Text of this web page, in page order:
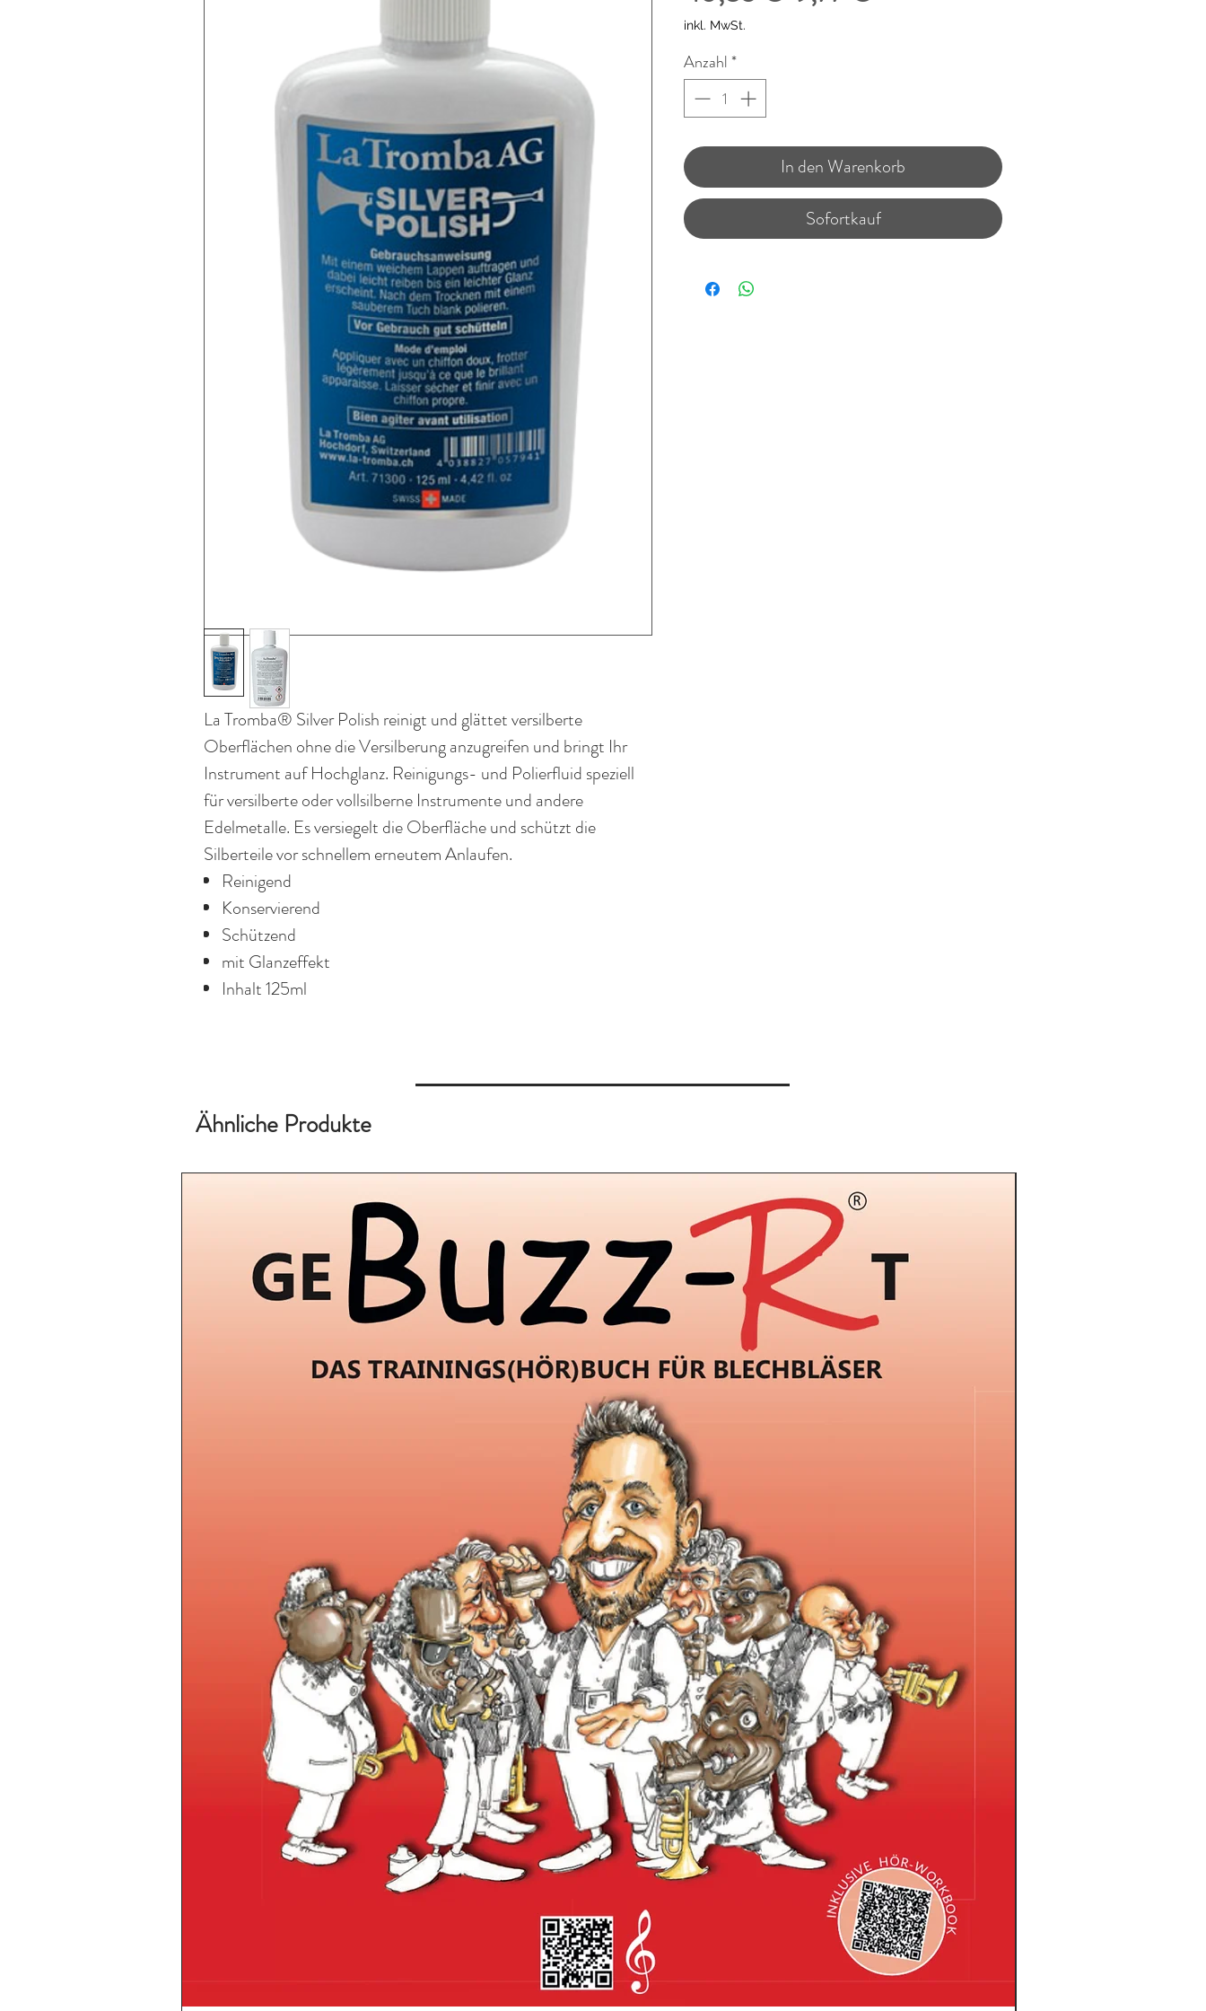
La Tromba® Silver Polish reinigt und glättet versilberte
Oberflächen ohne die Versilberung anzugreifen und bringt Ihr
Instrument auf Hochglanz. Reinigungs- und Polierfluid speziell
für versilberte oder vollsilberne Instrumente und andere
Edelmetalle. Es versiegelt die Oberfläche und schützt die
Silberteile vor schnellem erneutem Anlaufen.
Reinigend
Konservierend
Schützend
mit Glanzeffekt
Inhalt 125ml
inkl. MwSt.
Anzahl *
In den Warenkorb
Sofortkauf
Ähnliche Produkte